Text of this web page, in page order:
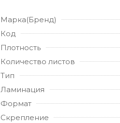
Марка(Бренд)
Код
Плотность
Количество листов
Тип
Ламинация
Формат
Скрепление